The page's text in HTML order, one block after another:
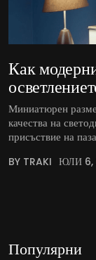
Как
Миниатюрен
качества на
присъствие на
BY TRAKI ЮЛИ 6,
Популярни